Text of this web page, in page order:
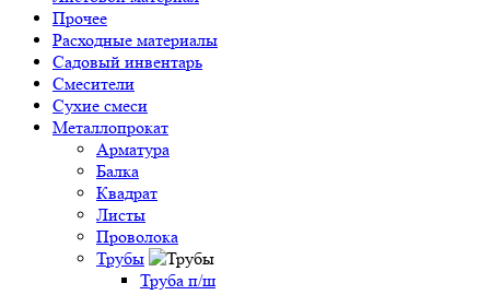
Прочее
Расходные материалы
Садовый инвентарь
Смесители
Сухие смеси
Металлопрокат
Арматура
Балка
Квадрат
Листы
Проволока
Трубы
Труба п/ш